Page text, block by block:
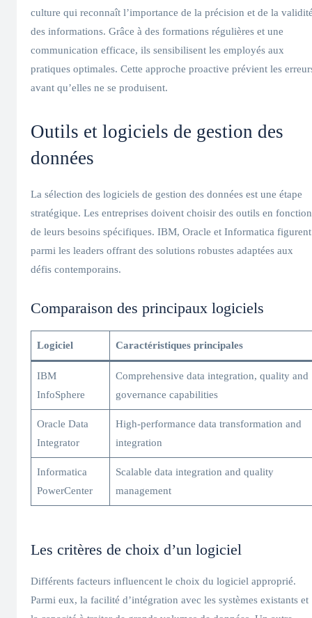
culture qui reconnaît l’importance de la précision et de la
des informations. Grâce à des formations régulières et une
communication efficace, ils sensibilisent les employés aux
pratiques optimales. Cette approche proactive prévient les
avant qu’elles ne se produisent.
Outils et logiciels de gestion des
données
La sélection des logiciels de gestion des données est une étape
stratégique. Les entreprises doivent choisir des outils en fonction
de leurs besoins spécifiques. IBM, Oracle et Informatica figurent
parmi les leaders offrant des solutions robustes adaptées aux
défis contemporains.
Comparaison des principaux logiciels
Logiciel Caractéristiques principales
IBM
InfoSphere
Comprehensive data integration, quality and
governance capabilities
Oracle Data
Integrator
High-performance data transformation and
integration
Informatica
PowerCenter
Scalable data integration and quality
management
Les critères de choix d’un logiciel
Différents facteurs influencent le choix du logiciel approprié.
Parmi eux, la facilité d’intégration avec les systèmes existants et